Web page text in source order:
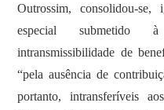
Outrossim, consolidou-
especial submetido
intransmissibilidade de
“pela ausência de
portanto, intransferíveis